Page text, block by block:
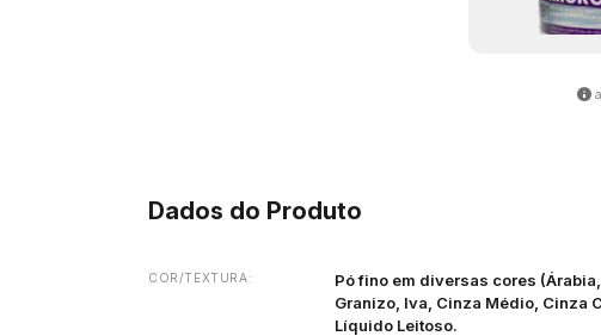
info
Dados do Produto
COR/TEXTURA:
Pó fino em diversas cores
Granizo, Iva, Cinza Médio, Cinza
Líquido Leitoso.